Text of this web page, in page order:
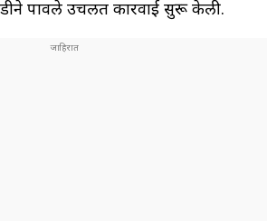
पावले उचलत कारवाई सुरू केली.